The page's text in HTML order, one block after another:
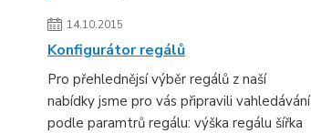
14.10.2015
Konfigurátor regálů
Pro přehlednějsí výběr regálů z naší
nabídky jsme pro vás připravili vahledávání
podle paramtrů regálu: výška regálu šířka